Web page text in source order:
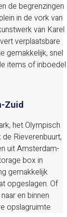
de begrenzingen
in de vork van
van Karel
verplaatsbare
gemakkelijk, snel
items of inboedel
Zuid
het Olympisch
Rieverenbuurt,
uit Amsterdam-
box in
gemakkelijk
opgeslagen. Of
en binnen
opslagruimte.